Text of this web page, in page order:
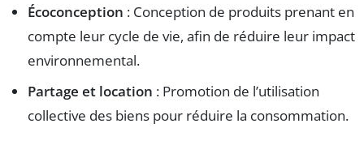
Écoconception : Conception de produits prenant en
compte leur cycle de vie, afin de réduire leur impact
environnemental.
Partage et location : Promotion de l’utilisation
collective des biens pour réduire la consommation.